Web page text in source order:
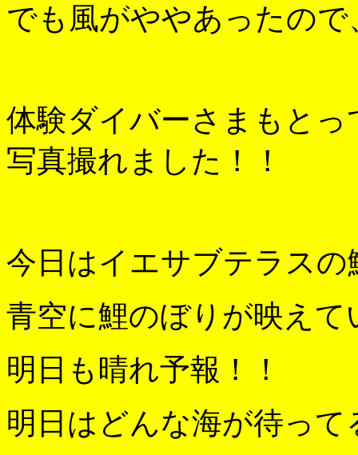
でも風がややあったの
体験ダイバーさまもと
写真撮れました！！
今日はイエサブテラス
青空に鯉のぼりが映えて
明日も晴れ予報！！
明日はどんな海が待って